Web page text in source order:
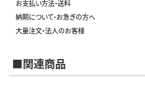
お支払い方法・送料
納期について・お急ぎの方へ
大量注文・法人のお客様
■関連商品